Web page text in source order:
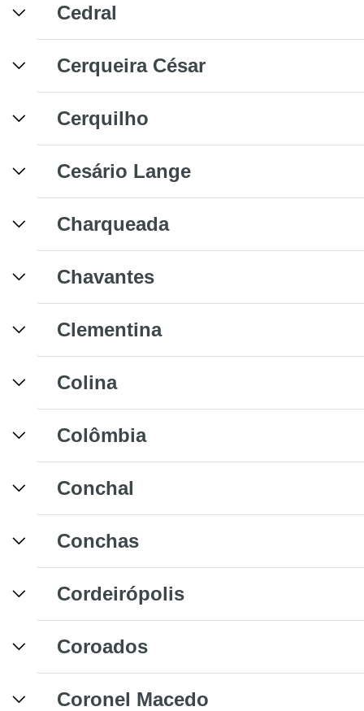
Cedral
Cerqueira César
Cerquilho
Cesário Lange
Charqueada
Chavantes
Clementina
Colina
Colômbia
Conchal
Conchas
Cordeirópolis
Coroados
Coronel Macedo